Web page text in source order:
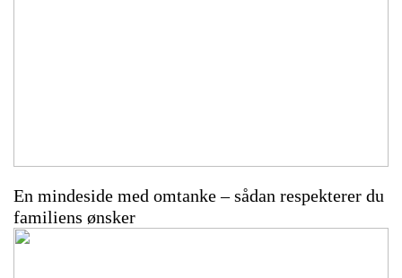
En mindeside med omtanke – sådan respekterer du
familiens ønsker